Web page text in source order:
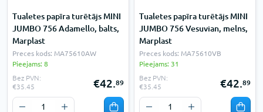
Tualetes papīra turētājs MINI
JUMBO 756 Adamello, balts,
Marplast
Preces kods: MA75610AW
Pieejams: 8
Bez PVN:
€35.45
€42.89
Tualetes papīra turētājs MINI
JUMBO 756 Vesuvian, melns,
Marplast
Preces kods: MA75610VB
Pieejams: 31
Bez PVN:
€35.45
€42.89